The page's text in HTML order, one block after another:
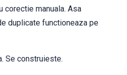
corectie manuala. Asa
duplicate functioneaza pe
Se construieste.